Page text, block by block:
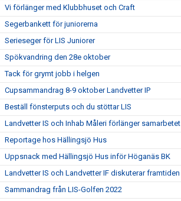
Vi förlänger med Klubbhuset och Craft
Segerbankett för juniorerna
Serieseger för LIS Juniorer
Spökvandring den 28e oktober
Tack för grymt jobb i helgen
Cupsammandrag 8-9 oktober Landvetter IP
Beställ fönsterputs och du stöttar LIS
Landvetter IS och Inhab Måleri förlänger samarbetet
Reportage hos Hällingsjö Hus
Uppsnack med Hällingsjö Hus inför Höganäs BK
Landvetter IS och Landvetter IF diskuterar framtiden
Sammandrag från LIS-Golfen 2022